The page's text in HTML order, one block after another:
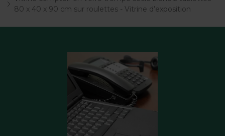
80 x 40 x 90 cm sur roulettes - Vitrine d’exposition